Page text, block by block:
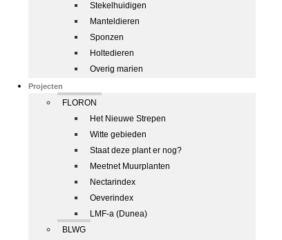
Stekelhuidigen
Manteldieren
Sponzen
Holtedieren
Overig marien
Projecten
FLORON
Het Nieuwe Strepen
Witte gebieden
Staat deze plant er nog?
Meetnet Muurplanten
Nectarindex
Oeverindex
LMF-a (Dunea)
BLWG